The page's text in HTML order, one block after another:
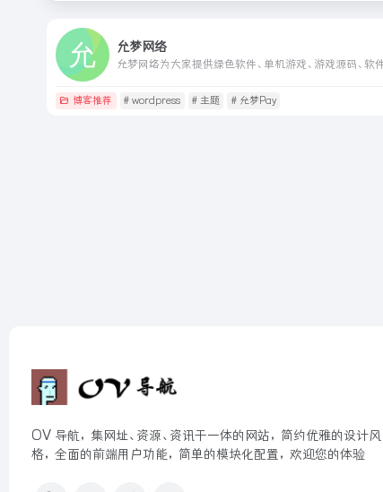
允梦网络
博客推荐 # wordpress # 主题 # 允梦Pay
OV 导航，集网址、资源、资讯于一体的网站，简约优雅的设计风
格，全面的前端用户功能，简单的模块化配置，欢迎您的体验